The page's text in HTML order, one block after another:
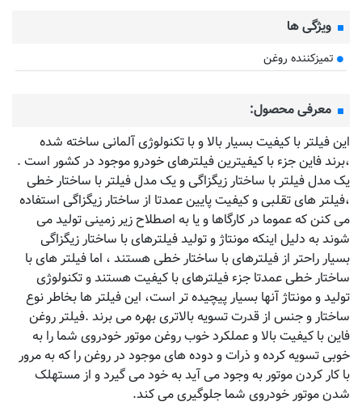
ویژگی ها
تمیزکننده روغن
معرفی محصول:
این فیلتر با کیفیت بسیار بالا و با تکنولوژی آلمانی ساخته شده
،برند فاین جزء با کیفیترین فیلترهای خودرو موجود در کشور است .
یک مدل فیلتر با ساختار زیگزاگی و یک مدل فیلتر با ساختار خطی
،فیلتر های تقلبی و کیفیت پایین عمدتا از ساختار زیگزاگی استفاده
می کنن که عموما در کارگاها و یا به اصطلاح زیر زمینی تولید می
شوند به دلیل اینکه مونتاژ و تولید فیلترهای با ساختار زیگزاگی
بسیار راحتر از فیلترهای با ساختار خطی هستند ، اما فیلتر های با
ساختار خطی عمدتا جزء فیلترهای با کیفیت هستند و تکنولوژی
تولید و مونتاژ آنها بسیار پیچیده تر است، این فیلتر ها بخاطر نوع
ساختار و جنس از قدرت تسویه بالاتری بهره می برند .فیلتر روغن
فاین با کیفیت بالا و عملکرد خوب روغن موتور خودروی شما را به
خوبی تسویه کرده و ذرات و دوده های موجود در روغن را که به مرور
با کار کردن موتور به وجود می آید به خود می گیرد و از مستهلک
شدن موتور خودروی شما جلوگیری می کند.